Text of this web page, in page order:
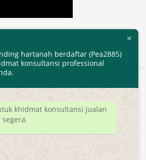
All Right Reserved.
byMyTranspro
hartanah berdaftar (Pea2885)
konsultansi professional
khidmat konsultansi jualan